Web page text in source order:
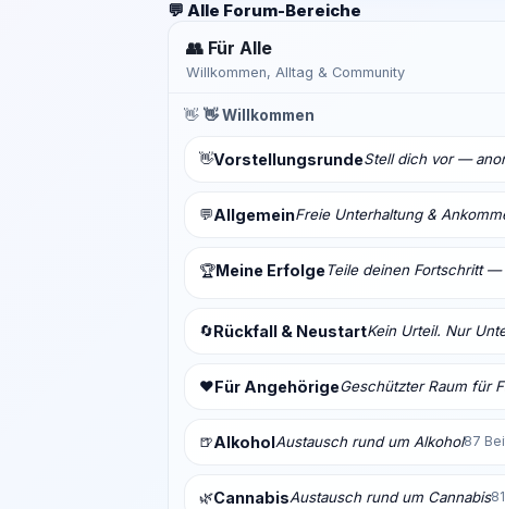
💬 Alle Forum-Bereiche
👥 Für Alle
Willkommen, Alltag & Community
👋 👋 Willkommen
👋VorstellungsrundeStell dich vor —
💬AllgemeinFreie Unterhaltung &
🏆Meine ErfolgeTeile deinen Fortschritt —
🔄Rückfall & NeustartKein Urteil. Nur
❤️Für AngehörigeGeschützter Raum für
🍺AlkoholAustausch rund um Alkohol87
🌿CannabisAustausch rund um Cannabis